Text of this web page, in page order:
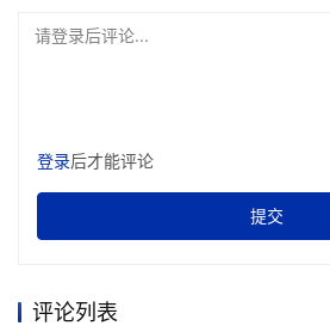
请登录后评论...
登录后才能评论
提交
评论列表